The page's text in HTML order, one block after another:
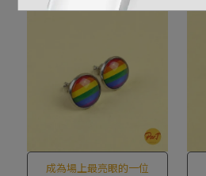
成為場上最亮眼的一位